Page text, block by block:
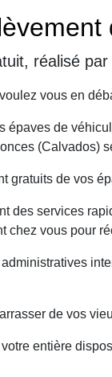
réalisé
vous en
de
(Calvados)
gratuits de vos
des services
chez vous pour
de vos
entière